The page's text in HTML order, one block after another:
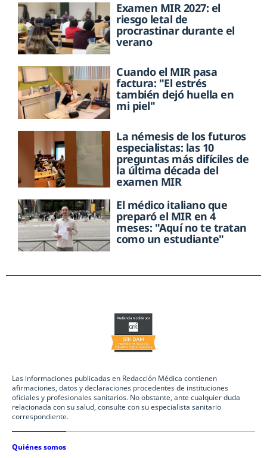
Examen MIR 2027: el
riesgo letal de
procrastinar durante el
verano
Cuando el MIR pasa
factura: "El estrés
también dejó huella en
mi piel"
La némesis de los futuros
especialistas: las 10
preguntas más difíciles de
la última década del
examen MIR
El médico italiano que
preparó el MIR en 4
meses: "Aquí no te tratan
como un estudiante"
Las informaciones publicadas en Redacción Médica contienen
afirmaciones, datos y declaraciones procedentes de instituciones
oficiales y profesionales sanitarios. No obstante, ante cualquier duda
relacionada con su salud, consulte con su especialista sanitario
correspondiente.
Quiénes somos